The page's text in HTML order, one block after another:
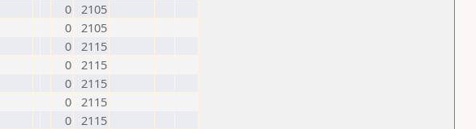
0 2105
0 2105
0 2115
0 2115
0 2115
0 2115
0 2115